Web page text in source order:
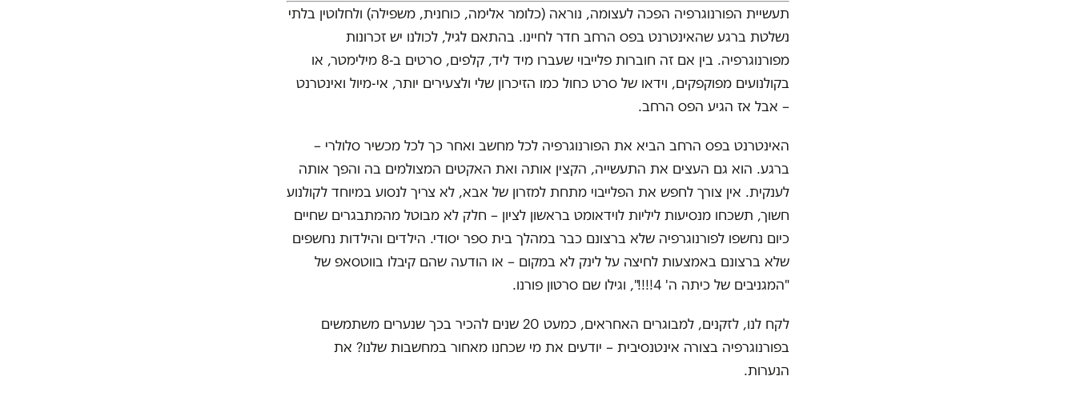
תעשיית הפורנוגרפיה הפכה לעצומה, נוראה (כלומר אלימה, כוחנית, משפילה) ולחלוטין בלתי
נשלטת ברגע שהאינטרנט בפס הרחב חדר לחיינו. בהתאם לגיל, לכולנו יש זכרונות
מפורנוגרפיה. בין אם זה חוברות פלייבוי שעברו מיד ליד, קלפים, סרטים ב-8 מילימטר, או
בקולנועים מפוקפקים, וידאו של סרט כחול כמו הזיכרון שלי ולצעירים יותר, אי-מיול ואינטרנט
– אבל אז הגיע הפס הרחב.
האינטרנט בפס הרחב הביא את הפורנוגרפיה לכל מחשב ואחר כך לכל מכשיר סלולרי –
ברגע. הוא גם העצים את התעשייה, הקצין אותה ואת האקטים המצולמים בה והפך אותה
לענקית. אין צורך לחפש את הפלייבוי מתחת למזרון של אבא, לא צריך לנסוע במיוחד לקולנוע
חשוך, תשכחו מנסיעות ליליות לוידאומט בראשון לציון – חלק לא מבוטל מהמתבגרים שחיים
כיום נחשפו לפורנוגרפיה שלא ברצונם כבר במהלך בית ספר יסודי. הילדים והילדות נחשפים
שלא ברצונם באמצעות לחיצה על לינק לא במקום – או הודעה שהם קיבלו בווטסאפ של
"המגניבים של כיתה ה' 4!!!!", וגילו שם סרטון פורנו.
לקח לנו, לזקנים, למבוגרים האחראים, כמעט 20 שנים להכיר בכך שנערים משתמשים
בפורנוגרפיה בצורה אינטנסיבית – יודעים את מי שכחנו מאחור במחשבות שלנו? את
הנערות.